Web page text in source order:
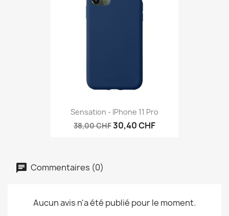
Sensation - IPhone 11 Pro
38,00 CHF30,40 CHF
Commentaires (0)
Aucun avis n'a été publié pour le moment.